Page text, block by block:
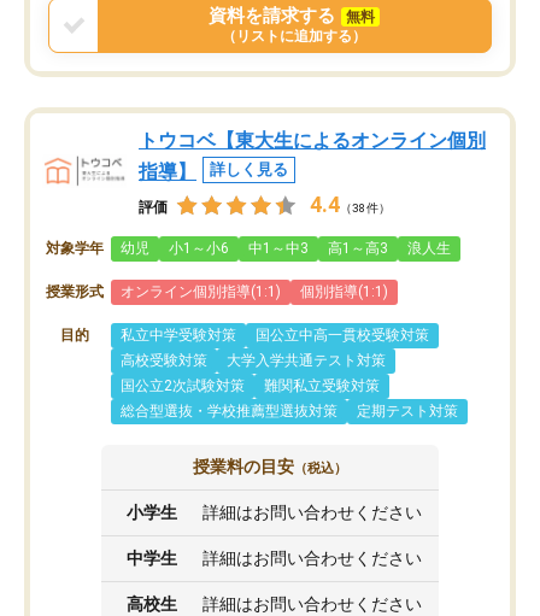
資料を請求する
無料
（リストに追加する）
トウコベ【東大生によるオンライン個別
指導】
詳しく見る
評価 4.4 （38件）
対象学年 幼児 小1～小6 中1～中3 高1～高3 浪人生
授業形式 オンライン個別指導(1:1) 個別指導(1:1)
目的 私立中学受験対策
国公立中高一貫校受験対策
高校受験対策
大学入学共通テスト対策
国公立2次試験対策
難関私立受験対策
総合型選抜・学校推薦型選抜対策
定期テスト対策
授業料の目安 （税込）
小学生 詳細はお問い合わせください
中学生 詳細はお問い合わせください
高校生 詳細はお問い合わせください